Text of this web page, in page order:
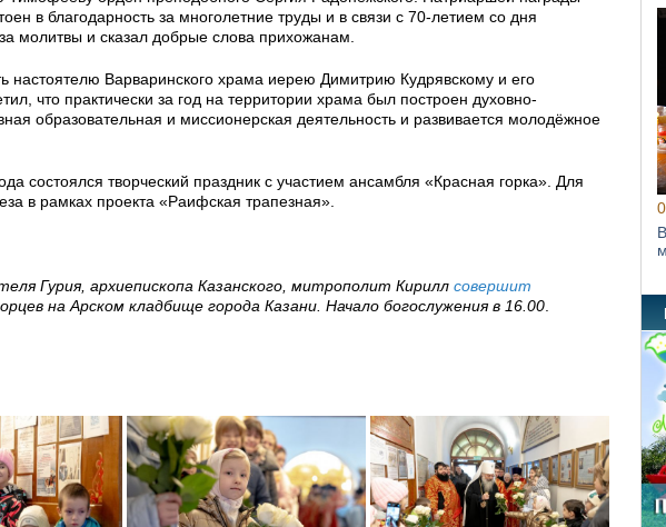
в благодарность за многолетние труды и в связи с 70-летием со дня
молитвы и сказал добрые слова прихожанам.
настоятелю Варваринского храма иерею Димитрию Кудрявскому и его
что практически за год на территории храма был построен духовно-
образовательная и миссионерская деятельность и развивается молодёжное
состоялся творческий праздник с участием ансамбля «Красная горка». Для
в рамках проекта «Раифская трапезная».
Гурия, архиепископа Казанского, митрополит Кирилл совершит
на Арском кладбище города Казани. Начало богослужения в 16.00